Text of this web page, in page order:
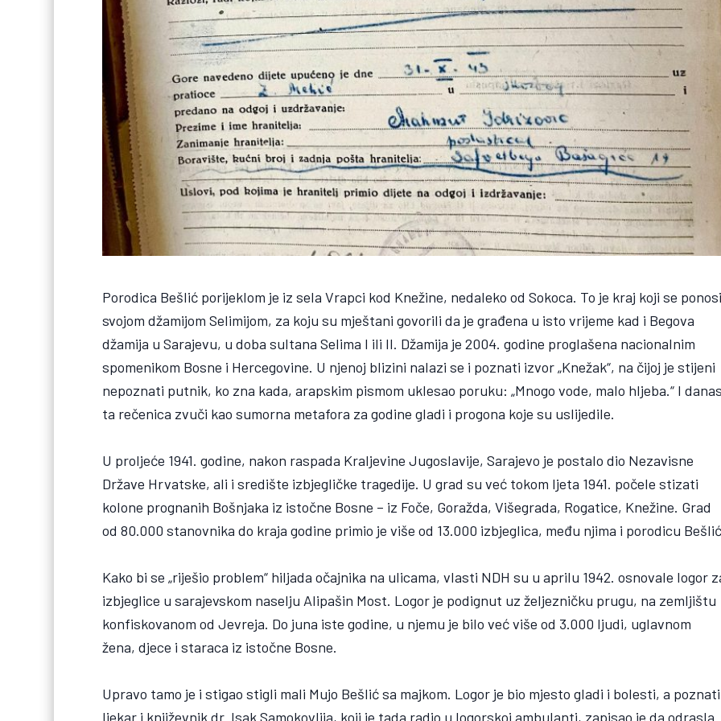
Porodica Bešlić porijeklom je iz sela Vrapci kod Knežine, nedaleko od Sokoca. To je kraj koji se
svojom džamijom Selimijom, za koju su mještani govorili da je građena u isto vrijeme kad i Begova
džamija u Sarajevu, u doba sultana Selima I ili II. Džamija je 2004. godine proglašena nacionalnim
spomenikom Bosne i Hercegovine. U njenoj blizini nalazi se i poznati izvor „Knežak“, na čijoj je stijeni
nepoznati putnik, ko zna kada, arapskim pismom uklesao poruku: „Mnogo vode, malo hljeba.“ I
ta rečenica zvuči kao sumorna metafora za godine gladi i progona koje su uslijedile.
U proljeće 1941. godine, nakon raspada Kraljevine Jugoslavije, Sarajevo je postalo dio Nezavisne
Države Hrvatske, ali i središte izbjegličke tragedije. U grad su već tokom ljeta 1941. počele stizati
kolone prognanih Bošnjaka iz istočne Bosne – iz Foče, Goražda, Višegrada, Rogatice, Knežine. Grad
od 80.000 stanovnika do kraja godine primio je više od 13.000 izbjeglica, među njima i porodicu
Kako bi se „riješio problem“ hiljada očajnika na ulicama, vlasti NDH su u aprilu 1942. osnovale logor
izbjeglice u sarajevskom naselju Alipašin Most. Logor je podignut uz željezničku prugu, na zemljištu
konfiskovanom od Jevreja. Do juna iste godine, u njemu je bilo već više od 3.000 ljudi, uglavnom
žena, djece i staraca iz istočne Bosne.
Upravo tamo je i stigao stigli mali Mujo Bešlić sa majkom. Logor je bio mjesto gladi i bolesti, a poznati
ljekar i književnik dr. Isak Samokovlija, koji je tada radio u logorskoj ambulanti, zapisao je da odrasla